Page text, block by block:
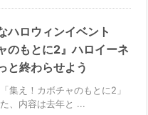
ハロウィンイベント
のもとに2』ハロイーネ
と終わらせよう
集え！カボチャのもとに2」
、内容は去年と ...